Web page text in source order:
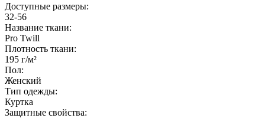
Доступные размеры:
32-56
Название ткани:
Pro Twill
Плотность ткани:
195 г/м²
Пол:
Женский
Тип одежды:
Куртка
Защитные свойства: